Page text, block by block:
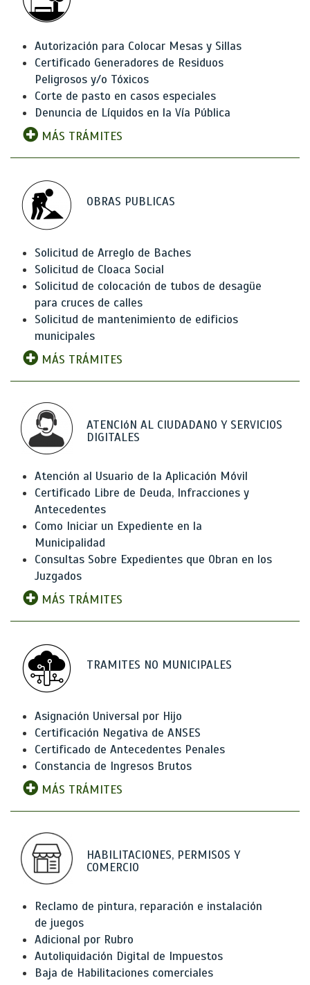
Autorización para Colocar Mesas y Sillas
Certificado Generadores de Residuos
Peligrosos y/o Tóxicos
Corte de pasto en casos especiales
Denuncia de Líquidos en la Vía Pública
MÁS TRÁMITES
OBRAS PUBLICAS
Solicitud de Arreglo de Baches
Solicitud de Cloaca Social
Solicitud de colocación de tubos de desagüe
para cruces de calles
Solicitud de mantenimiento de edificios
municipales
MÁS TRÁMITES
ATENCIóN AL CIUDADANO Y SERVICIOS
DIGITALES
Atención al Usuario de la Aplicación Móvil
Certificado Libre de Deuda, Infracciones y
Antecedentes
Como Iniciar un Expediente en la
Municipalidad
Consultas Sobre Expedientes que Obran en los
Juzgados
MÁS TRÁMITES
TRAMITES NO MUNICIPALES
Asignación Universal por Hijo
Certificación Negativa de ANSES
Certificado de Antecedentes Penales
Constancia de Ingresos Brutos
MÁS TRÁMITES
HABILITACIONES, PERMISOS Y
COMERCIO
Reclamo de pintura, reparación e instalación
de juegos
Adicional por Rubro
Autoliquidación Digital de Impuestos
Baja de Habilitaciones comerciales